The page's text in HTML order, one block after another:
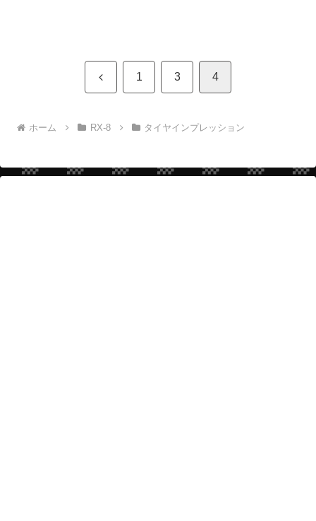
前 1 3 4
ホーム RX-8 タイヤインプレッション